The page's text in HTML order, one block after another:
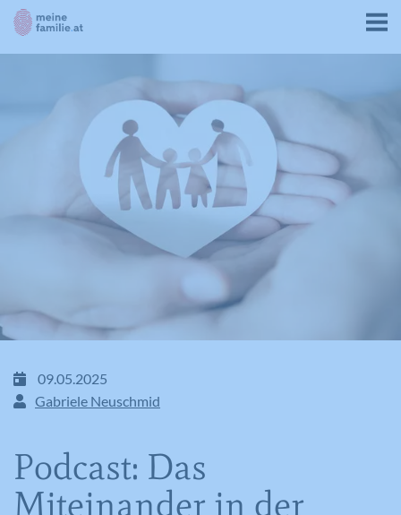
09.05.2025
Gabriele Neuschmid
Podcast: Das
Miteinander in der